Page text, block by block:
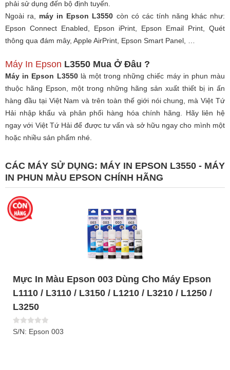
phải sử dụng đến bộ định tuyến.
Ngoài ra, máy in Epson L3550 còn có các tính năng khác như:
Epson Connect Enabled, Epson iPrint, Epson Email Print, Quét
thông qua đám mây, Apple AirPrint, Epson Smart Panel, …
Máy In Epson L3550 Mua Ở Đâu ?
Máy in Epson L3550là một trong những chiếc máy in phun màu
thuộc hãng Epson, một trong những hãng sản xuất thiết bị in ấn
hàng đầu tại Việt Nam và trên toàn thế giới nói chung, mà Việt Tứ
Hải nhập khẩu và phân phối hàng hóa chính hãng. Hãy liên hệ
ngay với Việt Tứ Hải để được tư vấn và sở hữu ngay cho mình một
hoặc nhiều sản phẩm nhé.
CÁC MÁY SỬ DỤNG: MÁY IN EPSON L3550 - MÁY
IN PHUN MÀU EPSON CHÍNH HÃNG
Mực In Màu Epson 003 Dùng Cho Máy Epson
L1110 / L3110 / L3150 / L1210 / L3210 / L1250 /
L3250
S/N: Epson 003